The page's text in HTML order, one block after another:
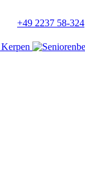
+49 2237 58-324